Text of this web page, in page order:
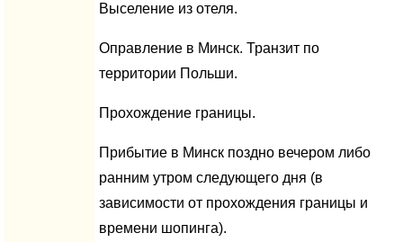
Выселение из отеля.
Оправление в Минск. Транзит по
территории Польши.
Прохождение границы.
Прибытие в Минск поздно вечером либо
ранним утром следующего дня (в
зависимости от прохождения границы и
времени шопинга).